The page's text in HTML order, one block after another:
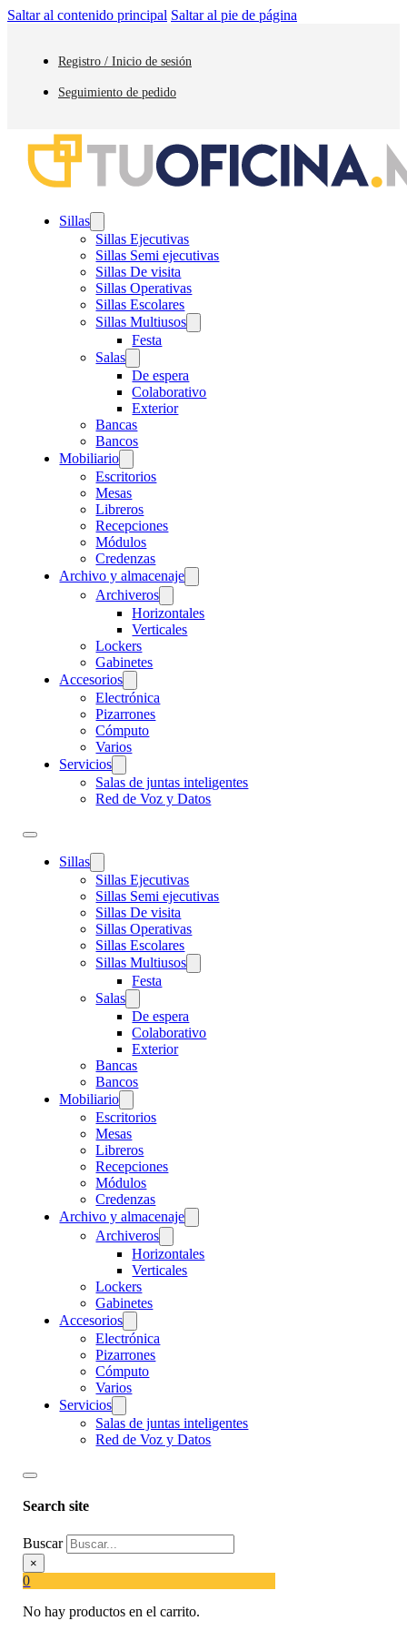
Saltar al contenido principal Saltar al pie de página
Registro / Inicio de sesión
Seguimiento de pedido
Sillas
Sillas Ejecutivas
Sillas Semi ejecutivas
Sillas De visita
Sillas Operativas
Sillas Escolares
Sillas Multiusos
Festa
Salas
De espera
Colaborativo
Exterior
Bancas
Bancos
Mobiliario
Escritorios
Mesas
Libreros
Recepciones
Módulos
Credenzas
Archivo y almacenaje
Archiveros
Horizontales
Verticales
Lockers
Gabinetes
Accesorios
Electrónica
Pizarrones
Cómputo
Varios
Servicios
Salas de juntas inteligentes
Red de Voz y Datos
Sillas
Sillas Ejecutivas
Sillas Semi ejecutivas
Sillas De visita
Sillas Operativas
Sillas Escolares
Sillas Multiusos
Festa
Salas
De espera
Colaborativo
Exterior
Bancas
Bancos
Mobiliario
Escritorios
Mesas
Libreros
Recepciones
Módulos
Credenzas
Archivo y almacenaje
Archiveros
Horizontales
Verticales
Lockers
Gabinetes
Accesorios
Electrónica
Pizarrones
Cómputo
Varios
Servicios
Salas de juntas inteligentes
Red de Voz y Datos
Search site
Buscar
×
0
No hay productos en el carrito.